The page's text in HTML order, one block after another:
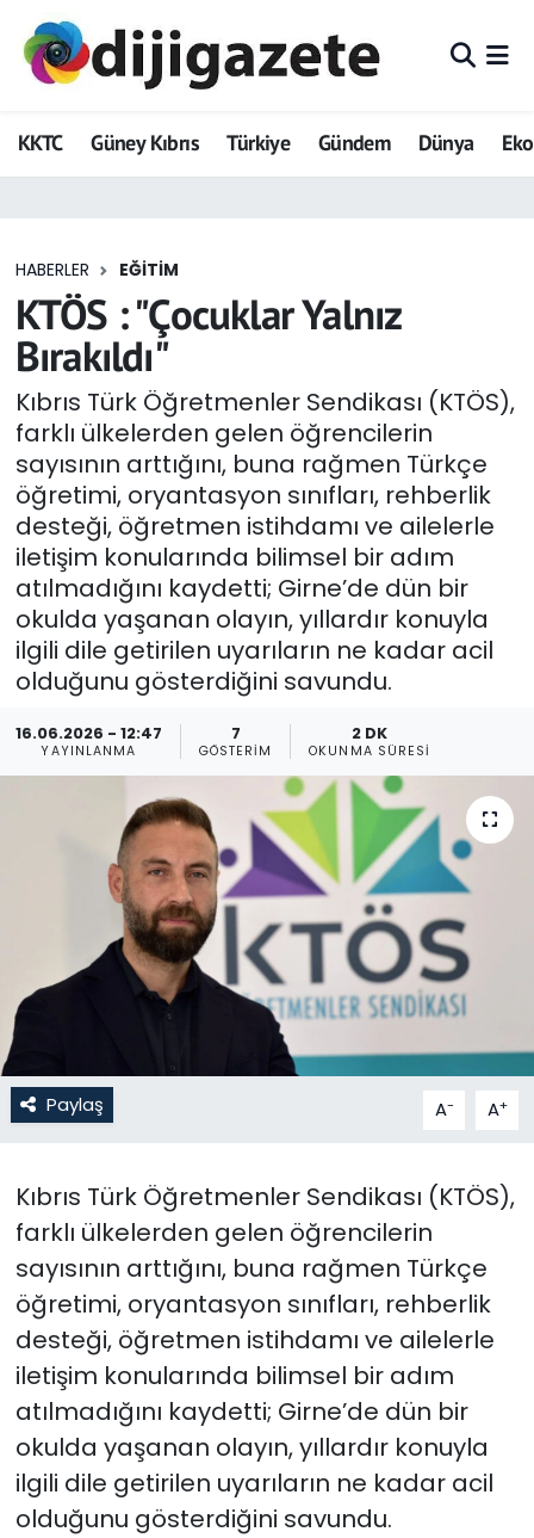
KKTC Güney Kıbrıs Türkiye Gündem Dünya
HABERLER EĞITIM
KTÖS : "Çocuklar Yalnız
Bırakıldı"
Kıbrıs Türk Öğretmenler Sendikası (KTÖS),
farklı ülkelerden gelen öğrencilerin
sayısının arttığını, buna rağmen Türkçe
öğretimi, oryantasyon sınıfları, rehberlik
desteği, öğretmen istihdamı ve ailelerle
iletişim konularında bilimsel bir adım
atılmadığını kaydetti; Girne’de dün bir
okulda yaşanan olayın, yıllardır konuyla
ilgili dile getirilen uyarıların ne kadar acil
olduğunu gösterdiğini savundu.
16.06.2026 - 12:47
YAYINLANMA
7
GÖSTERIM
2 DK
OKUNMA SÜRESI
Paylaş A- A+
Kıbrıs Türk Öğretmenler Sendikası (KTÖS),
farklı ülkelerden gelen öğrencilerin
sayısının arttığını, buna rağmen Türkçe
öğretimi, oryantasyon sınıfları, rehberlik
desteği, öğretmen istihdamı ve ailelerle
iletişim konularında bilimsel bir adım
atılmadığını kaydetti; Girne’de dün bir
okulda yaşanan olayın, yıllardır konuyla
ilgili dile getirilen uyarıların ne kadar acil
olduğunu gösterdiğini savundu.
ADVERTORIAL
Dijigazete
Eğitim
Ekonomi
Foto Galeri
GEZİ
Güncel
Gündem
KKTC
KKTC YEREL SEÇİM 2018
Kültür Sanat
Magazin
Moda
Nöbetçi Eczaneler
Otomobil Dünyası
SAĞLIK
Spor
Teknoloji
TÜRKiYE
Video Galeri
YAŞAM
Yazarlar
Hava Durumu
Trafik Durumu
Tüm Manşetler
Son Dakika Haberleri
Haber Arşivi